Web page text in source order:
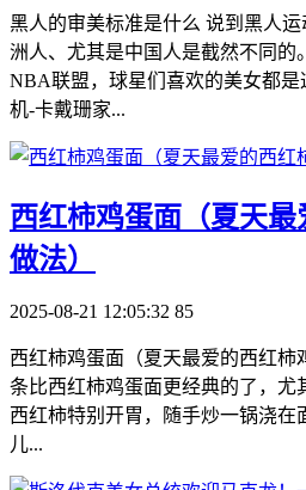
黑人的审美标准是什么 说到黑人
洲人、尤其是中国人是截然不同的
NBA联盟，球星们喜欢的美女都是
机-卡戴珊家...
西红柿鸡蛋面（夏天
做法）
2025-08-21 12:05:32 85
西红柿鸡蛋面（夏天最爱的西红柿
条比西红柿鸡蛋面更经典的了，尤
西红柿特别开胃，随手炒一锅浇在
儿...